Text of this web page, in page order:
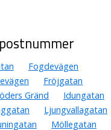
Fogdevägen
Fröjgatan
Gränd
Idungatan
Ljungvallagatan
Möllegatan